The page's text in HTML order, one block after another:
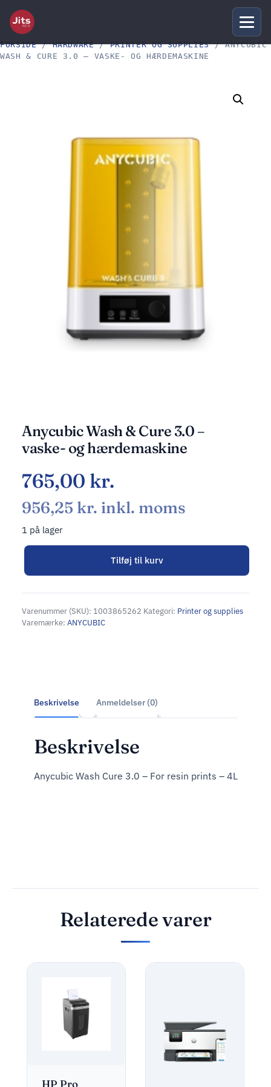
FORSIDE/HARDWARE/PRINTER OG SUPPLIES/ ANYCUBIC
WASH & CURE 3.0 – VASKE- OG HÆRDEMASKINE
Anycubic Wash & Cure 3.0 –
vaske- og hærdemaskine
765,00 kr.
956,25 kr. inkl. moms
1 på lager
Tilføj til kurv
Alternative:
Varenummer (SKU): 1003865262 Kategori: Printer og supplies
Varemærke: ANYCUBIC
Beskrivelse Anmeldelser (0)
Beskrivelse
Anycubic Wash Cure 3.0 – For resin prints – 4L
Relaterede varer
HP Pro